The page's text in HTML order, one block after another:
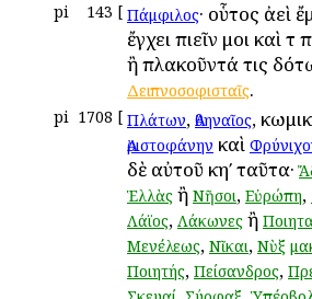
pi 143 [ Πάμφιλος· οὗτος ἀεὶ
ἔγχει πιεῖν μοι καὶ
ἢ πλακοῦντά τις
Δειπνοσοφισταῖς.
pi 1708 [ Πλάτων, Ἀθηναῖος,
Ἀριστοφάνην καὶ
δὲ αὐτοῦ κηʹ ταῦτα·
Ἑλλὰς ἢ Νῆσοι, Εὐρώπη,
Λάϊος, Λάκωνες ἢ
Μενέλεως, Νῖκαι, Νὺξ
Ποιητής, Πείσανδρος,